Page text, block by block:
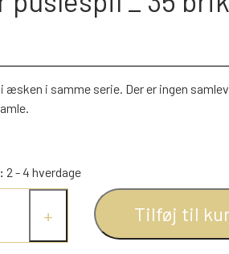
æsken i samme serie. Der er ingen
2 - 4 hverdage
+ Tilføj til